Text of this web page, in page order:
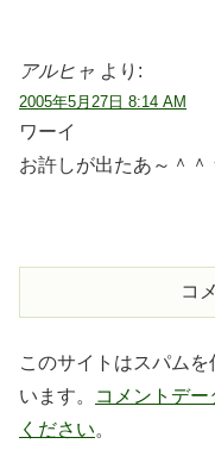
アルヒャ より:
2005年5月27日 8:14 AM
ワーイ
お許しが出たあ～＾＾
コ
このサイトはスパム
います。
コメントデ
ください。